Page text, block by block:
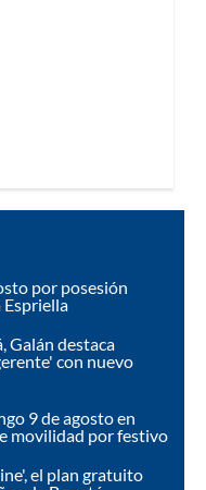
por posesión
Espriella
Galán destaca
con nuevo
9 de agosto en
movilidad por festivo
el plan gratuito